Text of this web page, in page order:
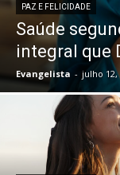
PAZ E FELICIDADE
Saúde
integral que
Evangelista - julho 12,